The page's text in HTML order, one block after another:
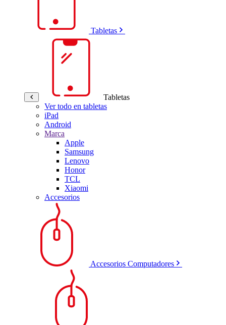
Tabletas
Tabletas
Ver todo en tabletas
iPad
Android
Marca
Apple
Samsung
Lenovo
Honor
TCL
Xiaomi
Accesorios
Accesorios Computadores